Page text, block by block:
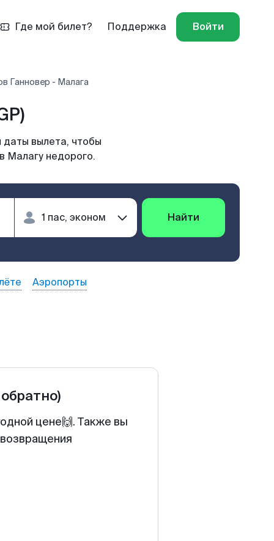
Где мой билет? Поддержка Войти
Ганновер - Малага
вылета, чтобы
Малагу недорого.
Найти
Аэропорты
цене🙌. Также вы